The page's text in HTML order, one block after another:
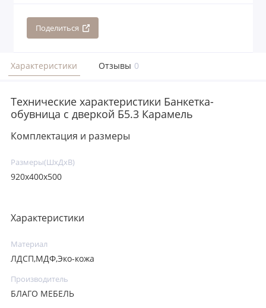
Поделиться
Характеристики Отзывы 0
Технические характеристики Банкетка-
обувница с дверкой Б5.3 Карамель
Комплектация и размеры
Размеры(ШхДхВ)
920х400х500
Характеристики
Материал
ЛДСП,МДФ,Эко-кожа
Производитель
БЛАГО МЕБЕЛЬ